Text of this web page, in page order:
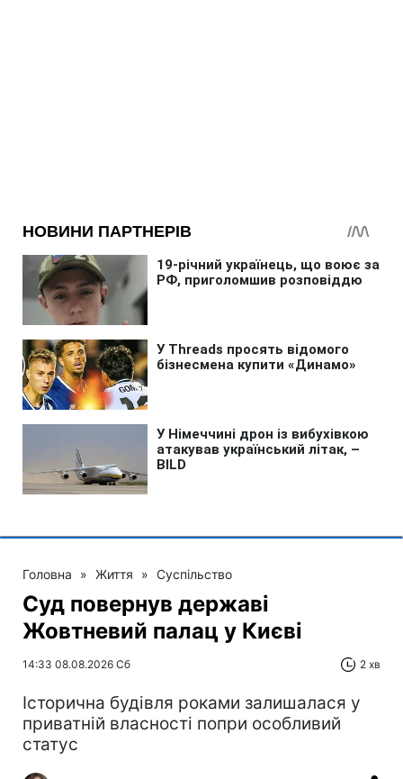
Головна » Життя » Суспільство
Суд повернув державі
Жовтневий палац у Києві
14:33 08.08.2026 Сб 2 хв
Історична будівля роками залишалася у
приватній власності попри особливий
статус